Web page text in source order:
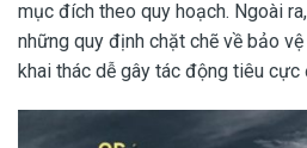
mục đích theo quy hoạch. Ngoài
những quy định chặt chẽ về bảo
khai thác dễ gây tác động tiêu cực